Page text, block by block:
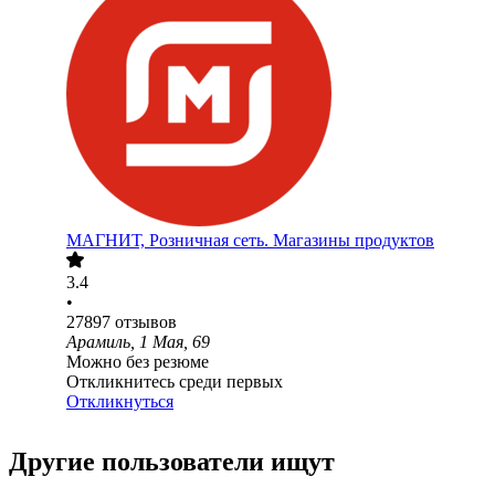
МАГНИТ, Розничная сеть. Магазины продуктов
3.4
•
27897 отзывов
Арамиль, 1 Мая, 69
Можно без резюме
Откликнитесь среди первых
Откликнуться
Другие пользователи ищут